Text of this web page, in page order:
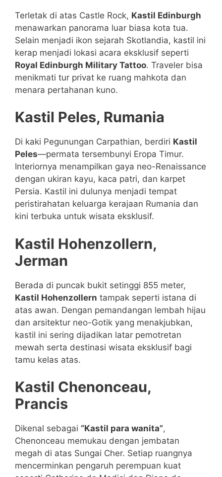
Terletak di atas Castle Rock, Kastil Edinburgh
menawarkan panorama luar biasa kota tua.
Selain menjadi ikon sejarah Skotlandia, kastil ini
kerap menjadi lokasi acara eksklusif seperti
Royal Edinburgh Military Tattoo. Traveler bisa
menikmati tur privat ke ruang mahkota dan
menara pertahanan kuno.
Kastil Peles, Rumania
Di kaki Pegunungan Carpathian, berdiri Kastil
Peles—permata tersembunyi Eropa Timur.
Interiornya menampilkan gaya neo-Renaissance
dengan ukiran kayu, kaca patri, dan karpet
Persia. Kastil ini dulunya menjadi tempat
peristirahatan keluarga kerajaan Rumania dan
kini terbuka untuk wisata eksklusif.
Kastil Hohenzollern,
Jerman
Berada di puncak bukit setinggi 855 meter,
Kastil Hohenzollern tampak seperti istana di
atas awan. Dengan pemandangan lembah hijau
dan arsitektur neo-Gotik yang menakjubkan,
kastil ini sering dijadikan latar pemotretan
mewah serta destinasi wisata eksklusif bagi
tamu kelas atas.
Kastil Chenonceau,
Prancis
Dikenal sebagai “Kastil para wanita”,
Chenonceau memukau dengan jembatan
megah di atas Sungai Cher. Setiap ruangnya
mencerminkan pengaruh perempuan kuat